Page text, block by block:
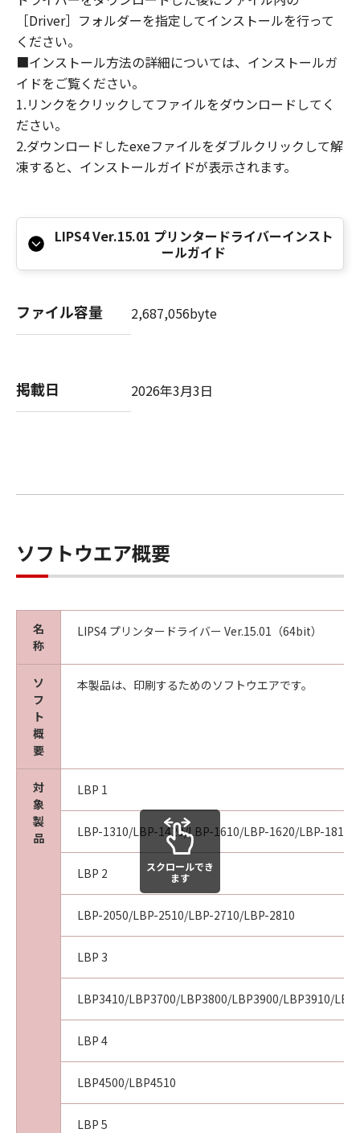
consisting of "commercial computer
software" and "commercial computer
software documentation," as such terms are
used in 48 C.F.R. 12.212 (Sept 1995).
Consistent with 48 C.F.R. 12.212 and 48 C.F.R.
227.7202-1 through 227.7202-4 (June 1995),
all U.S. Government End Users shall acquire
the Software with only those rights set forth
herein. Manufacturer is Canon Inc./30-2,
本条項中で使用される"the Software"とは、本
契約書中で定義される「本ソフトウェア」を意
味し、指し示すものとします。
律により無効であると決定された場合でも、そ
の他の条項は完全に有効に存続するものとしま
キヤノン株式会社
［Driver］フォルダーを指定してインストールを行って
ください。
■インストール方法の詳細については、インストールガ
イドをご覧ください。
1.リンクをクリックしてファイルをダウンロードしてく
ださい。
2.ダウンロードしたexeファイルをダブルクリックして解
凍すると、インストールガイドが表示されます。
LIPS4 Ver.15.01 プリンタードライバーインスト
ールガイド
ファイル容量 2,687,056byte
掲載日 2026年3月3日
ソフトウエア概要
名
称
LIPS4 プリンタードライバー Ver.15.01（64bit）
ソ
フ
ト
概
要
本製品は、印刷するためのソフトウエアです。
対
象
製
品
LBP 1
LBP-1310/LBP-1420/LBP-1610/LBP-1620/LBP-1810/
LBP 2
LBP-2050/LBP-2510/LBP-2710/LBP-2810
LBP 3
LBP3410/LBP3700/LBP3800/LBP3900/LBP3910/
LBP 4
LBP4500/LBP4510
LBP 5
スクロールでき
ます